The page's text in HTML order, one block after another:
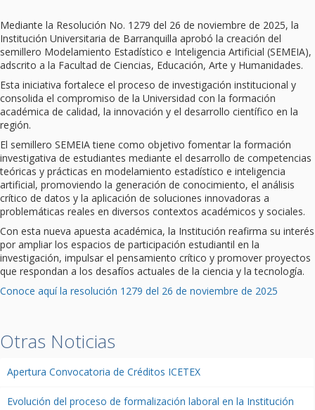
Mediante la Resolución No. 1279 del 26 de noviembre de 2025, la
Institución Universitaria de Barranquilla aprobó la creación del
semillero Modelamiento Estadístico e Inteligencia Artificial (SEMEIA),
adscrito a la Facultad de Ciencias, Educación, Arte y Humanidades.
Esta iniciativa fortalece el proceso de investigación institucional y
consolida el compromiso de la Universidad con la formación
académica de calidad, la innovación y el desarrollo científico en la
región.
El semillero SEMEIA tiene como objetivo fomentar la formación
investigativa de estudiantes mediante el desarrollo de competencias
teóricas y prácticas en modelamiento estadístico e inteligencia
artificial, promoviendo la generación de conocimiento, el análisis
crítico de datos y la aplicación de soluciones innovadoras a
problemáticas reales en diversos contextos académicos y sociales.
Con esta nueva apuesta académica, la Institución reafirma su interés
por ampliar los espacios de participación estudiantil en la
investigación, impulsar el pensamiento crítico y promover proyectos
que respondan a los desafíos actuales de la ciencia y la tecnología.
Conoce aquí la resolución 1279 del 26 de noviembre de 2025
Otras Noticias
Apertura Convocatoria de Créditos ICETEX
Evolución del proceso de formalización laboral en la Institución